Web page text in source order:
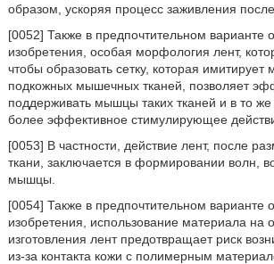
образом, ускоряя процесс заживления
[0052] Также в предпочтительном варианте
изобретения, особая морфология лент,
чтобы образовать сетку, которая
подкожных мышечных тканей, позволяет
поддерживать мышцы таких тканей и в то
более эффективное стимулирующее
[0053] В частности, действие лент, после
ткани, заключается в формировании волн,
мышцы.
[0054] Также в предпочтительном варианте
изобретения, использование материала на
изготовления лент предотвращает риск
из-за контакта кожи с полимерным